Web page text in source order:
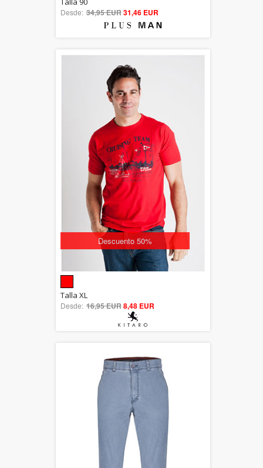
out of 5
Desde: 34,95 EUR31,46 EUR
Descuento 50%
out of 5
Talla XL
Desde: 16,95 EUR8,48 EUR